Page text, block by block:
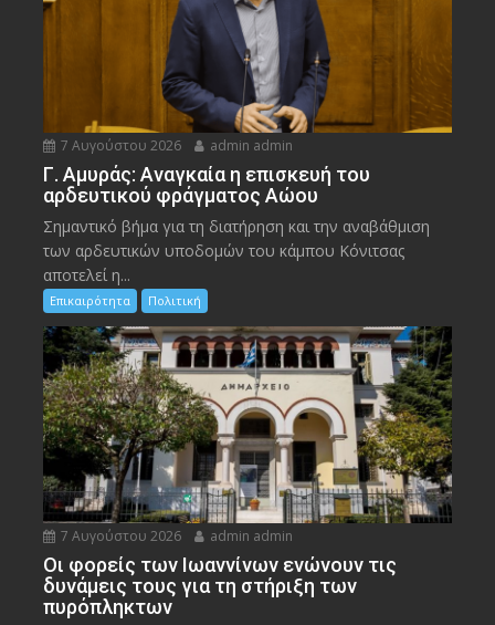
7 Αυγούστου 2026 admin admin
Γ. Αμυράς: Αναγκαία η επισκευή του
αρδευτικού φράγματος Αώου
Σημαντικό βήμα για τη διατήρηση και την αναβάθμιση
των αρδευτικών υποδομών του κάμπου Κόνιτσας
αποτελεί η...
Επικαιρότητα Πολιτική
7 Αυγούστου 2026 admin admin
Οι φορείς των Ιωαννίνων ενώνουν τις
δυνάμεις τους για τη στήριξη των
πυρόπληκτων